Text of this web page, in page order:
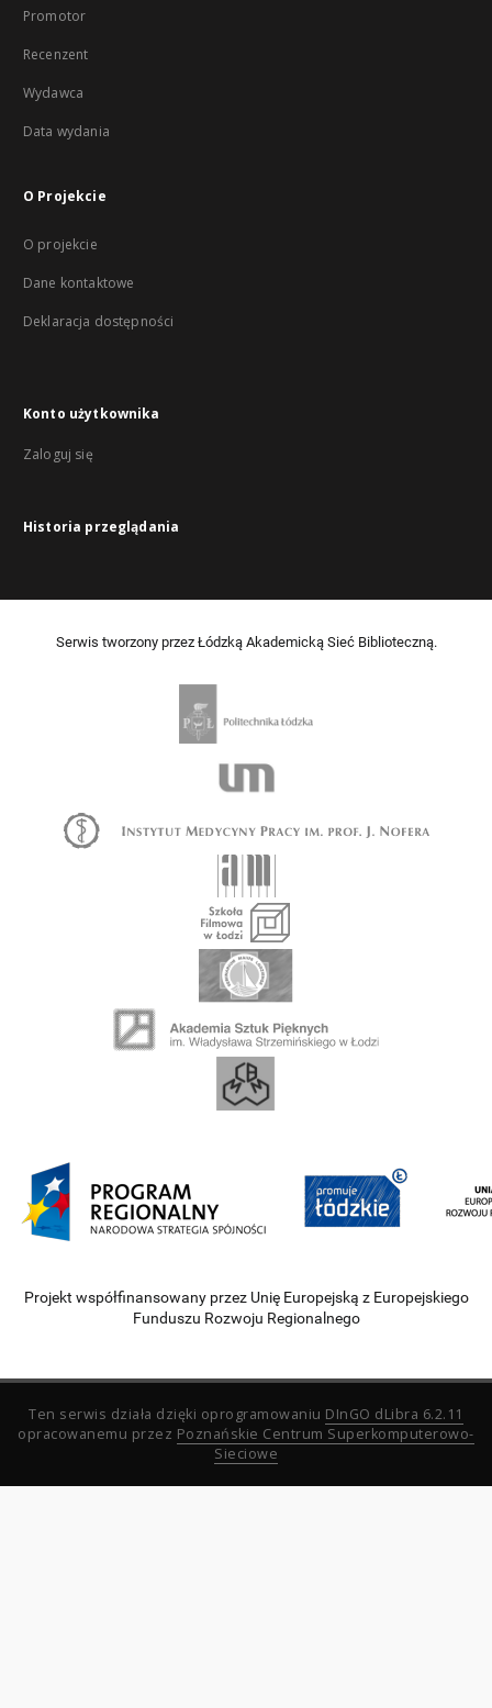
Promotor
Recenzent
Wydawca
Data wydania
O Projekcie
O projekcie
Dane kontaktowe
Deklaracja dostępności
Konto użytkownika
Zaloguj się
Historia przeglądania
Serwis tworzony przez Łódzką Akademicką Sieć Biblioteczną.
Projekt współfinansowany przez Unię Europejską z Europejskiego
Funduszu Rozwoju Regionalnego
Ten serwis działa dzięki oprogramowaniu DInGO dLibra 6.2.11
opracowanemu przez Poznańskie Centrum Superkomputerowo-
Sieciowe